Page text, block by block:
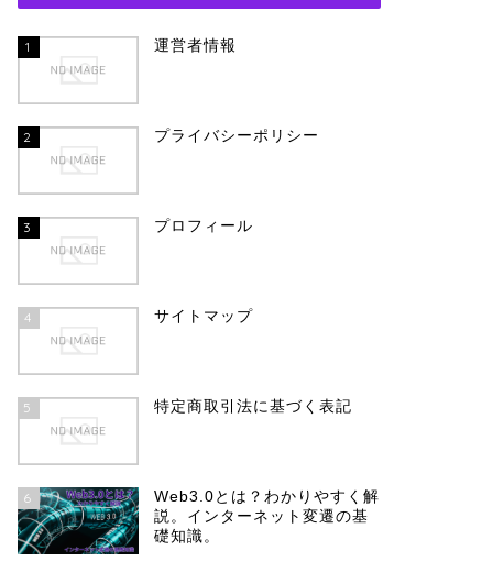
1 運営者情報
2 プライバシーポリシー
3 プロフィール
4 サイトマップ
5 特定商取引法に基づく表記
6
Web3.0とは？わかりやすく解
説。インターネット変遷の基
礎知識。